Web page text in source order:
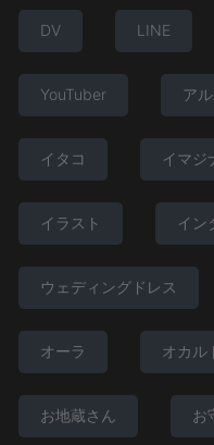
DV LINE
YouTuber ア
イタコ イマジ
イラスト イン
ウェディングドレス
オーラ オカル
お地蔵さん お